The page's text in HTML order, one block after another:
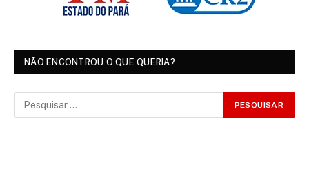
NÃO ENCONTROU O QUE QUERIA?